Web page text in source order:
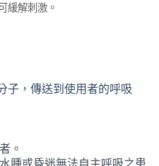
緩解刺激。
子，傳送到使用者的呼吸
。